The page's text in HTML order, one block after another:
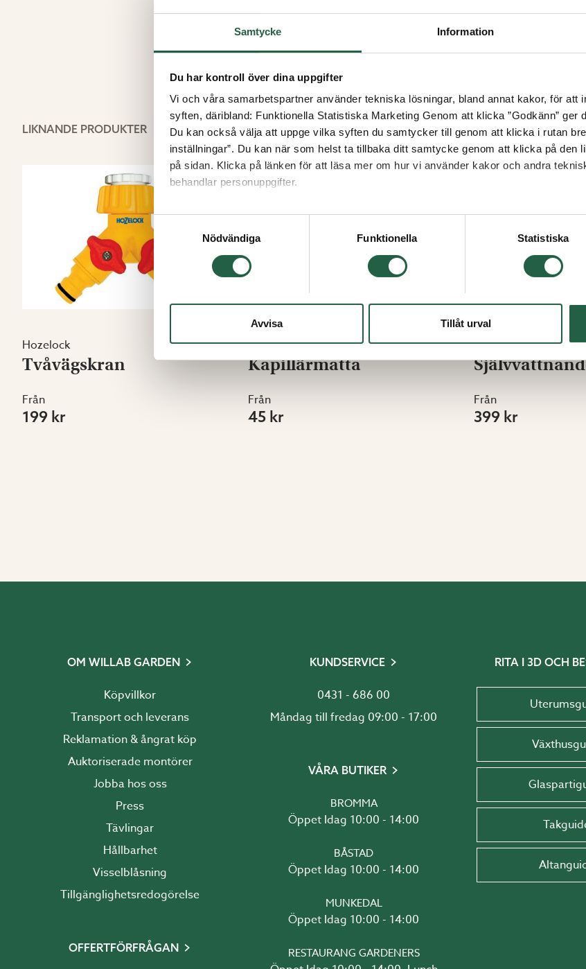
Samtycke Information
Du har kontroll över dina uppgifter
Vi och våra samarbetspartner använder tekniska lösningar, bland annat kakor, för att
syften, däribland: Funktionella Statistiska Marketing Genom att klicka ”Godkänn”
Du kan också välja att uppge vilka syften du samtycker till genom att klicka i rutan
inställningar”. Du kan när som helst ta tillbaka ditt samtycke genom att klicka på den
på sidan. Klicka på länken för att läsa mer om hur vi använder kakor och andra
behandlar personuppgifter.
Ta reda på mer om cookies Googles sekretesspolicy
Nödvändiga
Funktionella Statistiska
Avvisa Tillåt urval
LIKNANDE PRODUKTER
Hozelock
Tvåvägskran
Från
199 kr
Kapillärmatta
Från
45 kr
Från
399 kr
OM WILLAB GARDEN
Köpvillkor
Transport och leverans
Reklamation & ångrat köp
Auktoriserade montörer
Jobba hos oss
Press
Tävlingar
Hållbarhet
Visselblåsning
Tillgänglighetsredogörelse
OFFERTFÖRFRÅGAN
KUNDSERVICE
0431 - 686 00
Måndag till fredag 09:00 - 17:00
VÅRA BUTIKER
BROMMA
Öppet Idag 10:00 - 14:00
BÅSTAD
Öppet Idag 10:00 - 14:00
MUNKEDAL
Öppet Idag 10:00 - 14:00
RESTAURANG GARDENERS
RITA I 3D OCH